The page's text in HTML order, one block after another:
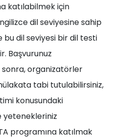
katılabilmek için
dil seviyesine sahip
bu dil seviyesi bir dil testi
Başvurunuz
organizatörler
tabi tutulabilirsiniz,
konusundaki
yetenekleriniz
programına katılmak